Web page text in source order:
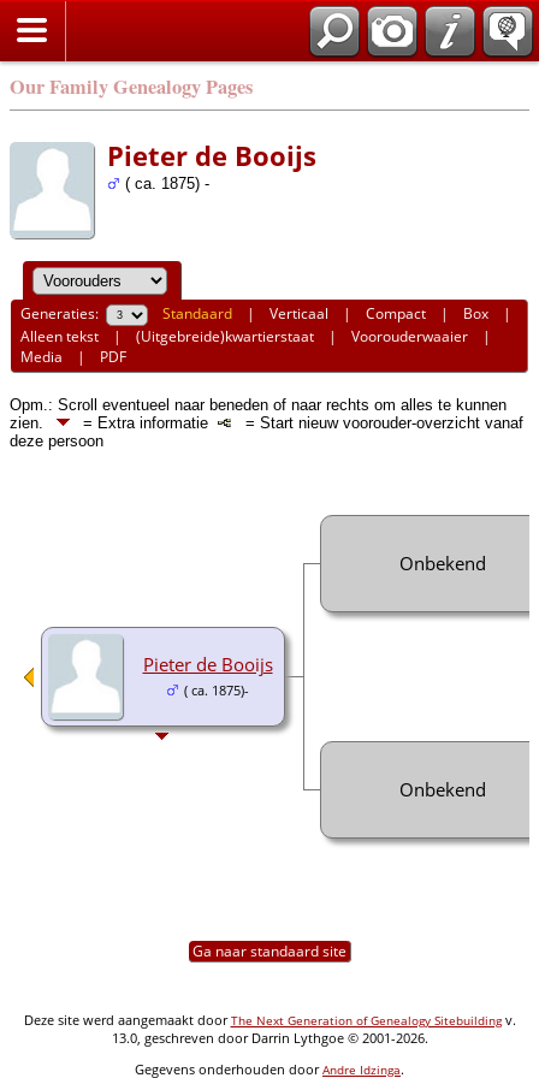
Our Family Genealogy Pages
Pieter de Booijs
( ca. 1875) -
Generaties: Standaard |Verticaal |Compact | Box |
Alleen tekst |(Uitgebreide)kwartierstaat |Voorouderwaaier |
Media | PDF
Opm.: Scroll eventueel naar beneden of naar rechts om alles te kunnen
zien.
= Extra informatie
= Start nieuw voorouder-overzicht vanaf
deze persoon
Pieter de Booijs
( ca. 1875)-
Onbekend
Onbekend
Ga naar standaard site
Deze site werd aangemaakt doorThe Next Generation of Genealogy Sitebuildingv.
13.0, geschreven door Darrin Lythgoe © 2001-2026.
Gegevens onderhouden doorAndre Idzinga.